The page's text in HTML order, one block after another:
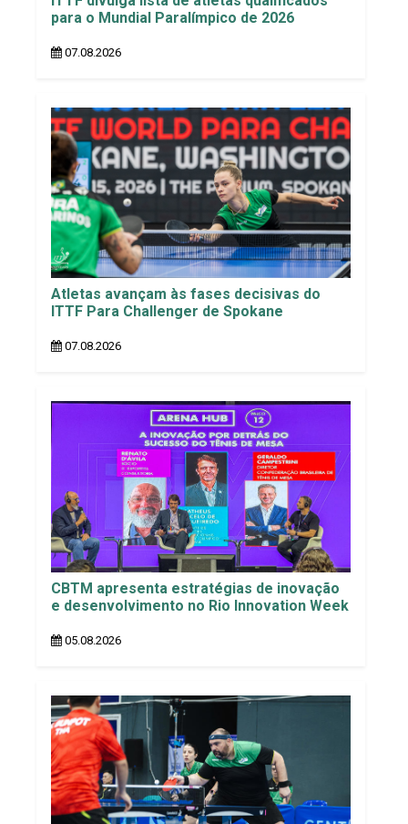
para o Mundial Paralímpico de 2026
07.08.2026
Atletas avançam às fases decisivas do
ITTF Para Challenger de Spokane
07.08.2026
CBTM apresenta estratégias de inovação
e desenvolvimento no Rio Innovation Week
05.08.2026